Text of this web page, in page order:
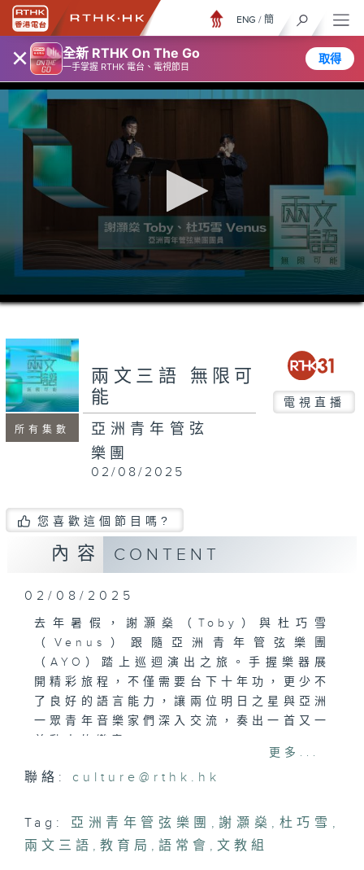
× 全新 RTHK On The Go
一手掌握 RTHK 電台、電視節目
取得
ENG / 簡
0
seconds
minutes,
7
seconds
所有集數
兩文三語 無限可
能
電視直播
亞洲青年管弦
樂團
02/08/2025
您喜歡這個節目嗎?
內容 CONTENT
02/08/2025
去年暑假，謝灝燊（Toby）與杜巧雪
（Venus）跟隨亞洲青年管弦樂團
（AYO）踏上巡迴演出之旅。手握樂器展
開精彩旅程，不僅需要台下十年功，更少不
了良好的語言能力，讓兩位明日之星與亞洲
一眾青年音樂家們深入交流，奏出一首又一
聚集來自五湖四海的高手，團員都自有一套
團員能夠以英語及普通話溝通交流。這亦是
Toby從小至今喜歡樂團演奏之處—一群人
更多...
聯絡: culture@rthk.hk
Tag: 亞洲青年管弦樂團 , 謝灝燊 , 杜巧雪 ,
兩文三語 ,教育局 ,語常會 ,文教組